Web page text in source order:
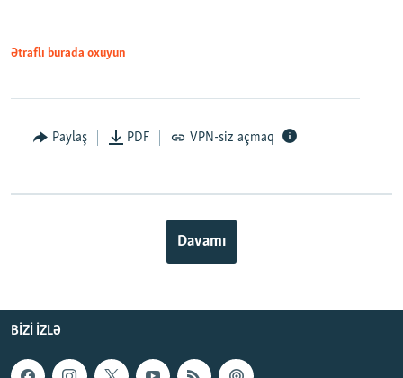
Ətraflı burada oxuyun
Paylaş PDF VPN-siz açmaq
Davamı
BIZI IZLƏ